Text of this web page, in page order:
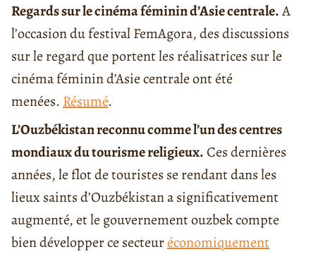
Regards sur le cinéma féminin d’Asie centrale.A
l’occasion du festival FemAgora, des discussions
sur le regard que portent les réalisatrices sur le
cinéma féminin d’Asie centrale ont été
menées. Résumé.
L’Ouzbékistan reconnu comme l’un des centres
mondiaux du tourisme religieux.Ces dernières
années, le flot de touristes se rendant dans les
lieux saints d’Ouzbékistan a significativement
augmenté, et le gouvernement ouzbek compte
bien développer ce secteuréconomiquement